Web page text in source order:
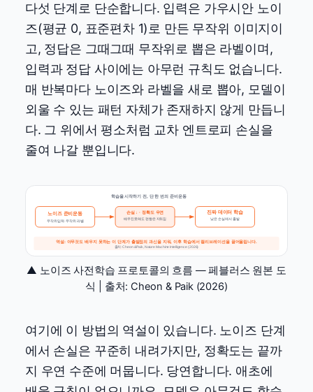
다섯 단계로 단순합니다. 입력은 가우시안 노이
즈(평균 0, 표준편차 1)로 만든 무작위 이미지이
고, 정답은 그때그때 무작위로 뽑은 라벨이며,
입력과 정답 사이에는 아무런 규칙도 없습니다.
매 반복마다 노이즈와 라벨을 새로 뽑아, 모델이
외울 수 있는 패턴 자체가 존재하지 않게 만듭니
다. 그 위에서 평소처럼 교차 엔트로피 손실을
줄여 나갈 뿐입니다.
노이즈 준비운동
무작위 입력·무작위 라벨
손실 ↓ · 정확도 우연
배우진 못해도 편향은 지워짐
진짜 데이터 학습
낮은 손실에서 출발
학습을 시작하기 전, 단 한 번의 준비운동
역설: 아무것도 배우지 못하는 이 단계가 출발점의 과신을 지워, 이후 학습에서 캘리브레이션을 끌어올립니다.
출처: Cheon & Paik, Nature Machine Intelligence (2026)
▲ 노이즈 사전학습 프로토콜의 흐름 — 페블러스 원본 도
식 | 출처: Cheon & Paik (2026)
여기에 이 방법의 역설이 있습니다. 노이즈 단계
에서 손실은 꾸준히 내려가지만, 정확도는 끝까
지 우연 수준에 머뭅니다. 당연합니다. 애초에